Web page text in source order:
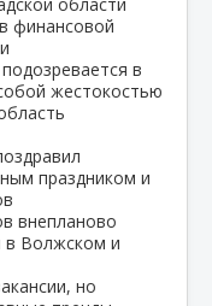
финансовой
в
жестокостью
праздником и
внепланово
в Волжском и
но